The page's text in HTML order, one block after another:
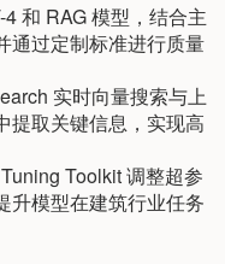
和 RAG 模型，结合主
通过定制标准进行质量
实时向量搜索与上
提取关键信息，实现高
Toolkit 调整超参
升模型在建筑行业任务